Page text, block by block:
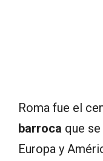
Roma fue el
barroca que
Europa y